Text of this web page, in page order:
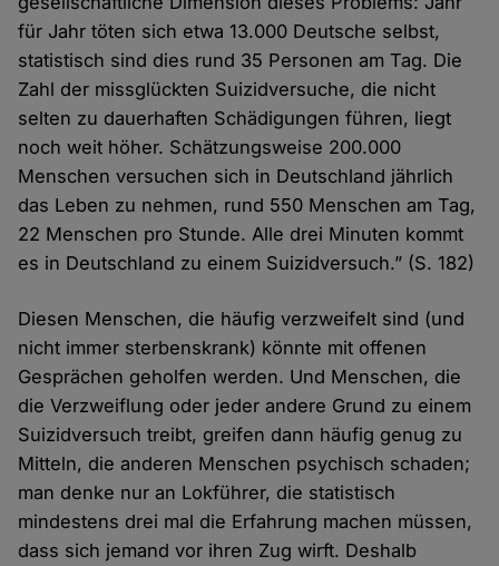
für Jahr töten sich etwa 13.000 Deutsche selbst,
statistisch sind dies rund 35 Personen am Tag. Die
Zahl der miss­glückten Suizid­versuche, die nicht
selten zu dauer­haften Schädi­gungen führen, liegt
noch weit höher. Schätzungs­weise 200.000
Menschen versuchen sich in Deutschland jährlich
das Leben zu nehmen, rund 550 Menschen am Tag,
22 Menschen pro Stunde. Alle drei Minuten kommt
es in Deutschland zu einem Suizid­versuch.” (S. 182)
Diesen Menschen, die häufig verzweifelt sind (und
nicht immer sterbens­krank) könnte mit offenen
Gesprächen geholfen werden. Und Menschen, die
die Verzweiflung oder jeder andere Grund zu einem
Suizid­versuch treibt, greifen dann häufig genug zu
Mitteln, die anderen Menschen psychisch schaden;
man denke nur an Lok­führer, die statistisch
mindestens drei mal die Erfahrung machen müssen,
dass sich jemand vor ihren Zug wirft. Deshalb